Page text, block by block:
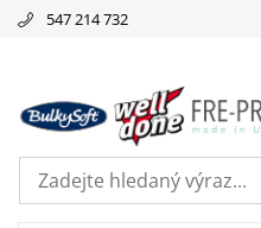
547 214 732